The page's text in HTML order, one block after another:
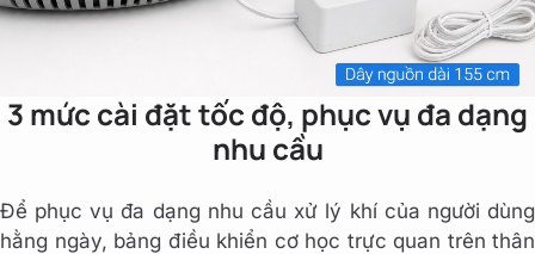
3 mức cài đặt tốc độ, phục vụ đa dạng
nhu cầu
Để phục vụ đa dạng nhu cầu xử lý khí của người dùng
hằng ngày, bảng điều khiển cơ học trực quan trên thân